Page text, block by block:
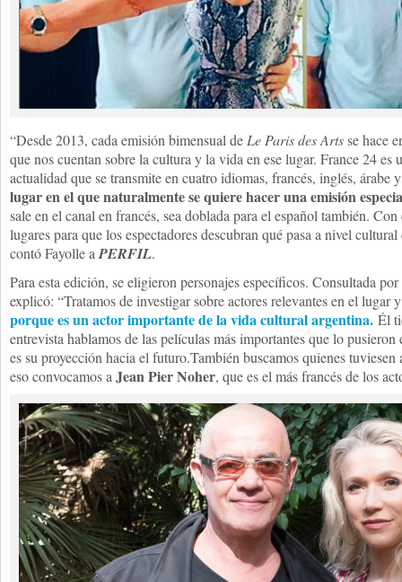
“Desde 2013, cada emisión bimensual de Le Paris des Artsse hace
que nos cuentan sobre la cultura y la vida en ese lugar. France 24 es
actualidad que se transmite en cuatro idiomas, francés, inglés, árabe
lugar en el que naturalmente se quiere hacer una emisión
sale en el canal en francés, sea doblada para el español también.
lugares para que los espectadores descubran qué pasa a nivel
contó Fayolle a PERFIL.
Para esta edición, se eligieron personajes específicos. Consultada
explicó: “Tratamos de investigar sobre actores relevantes en el lugar
porque es un actor importante de la vida cultural argentina. Él
entrevista hablamos de las películas más importantes que lo
es su proyección hacia el futuro.También buscamos quienes
eso convocamos a Jean Pier Noher, que es el más francés de los